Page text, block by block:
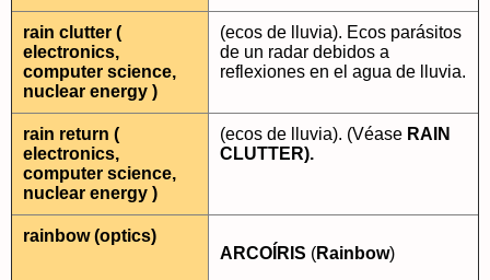
rain clutter (
electronics,
computer science,
nuclear energy )
(ecos de lluvia). Ecos parásitos
de un radar debidos a
reflexiones en el agua de lluvia.
rain return (
electronics,
computer science,
nuclear energy )
(ecos de lluvia). (Véase RAIN
CLUTTER).
rainbow (optics)
ARCOÍRIS (Rainbow)